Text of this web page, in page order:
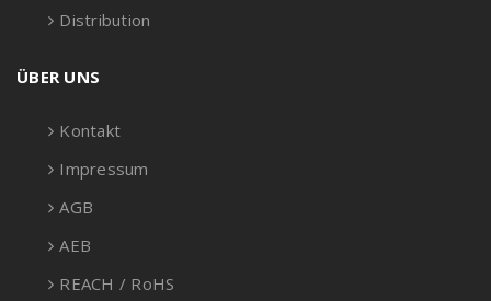
Distribution
ÜBER UNS
Kontakt
Impressum
AGB
AEB
REACH / RoHS